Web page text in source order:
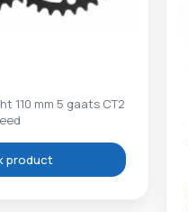
110 mm 5 gaats CT2
product